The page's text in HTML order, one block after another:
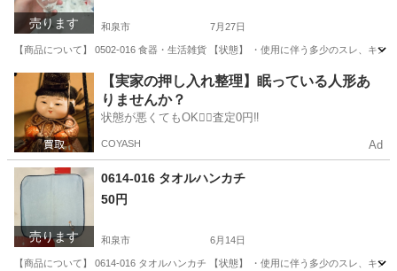
売ります 和泉市 7月27日
【商品について】 0502-016 食器・生活雑貨 【状態】 ・使用に伴う多少のスレ、キ
大阪 和泉市 生活雑貨 リユース
【実家の押し入れ整理】眠っている人形あ
りませんか？
状態が悪くてもOK🙆‍♀️査定0円‼️
COYASH Ad
売ります
0614-016 タオルハンカチ
50円
和泉市 6月14日
【商品について】 0614-016 タオルハンカチ 【状態】 ・使用に伴う多少のスレ、キ